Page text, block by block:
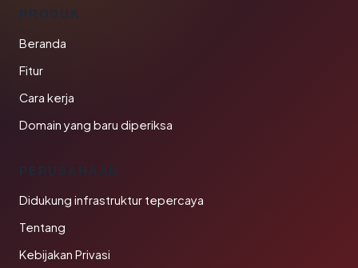
PRODUK
Beranda
Fitur
Cara kerja
Domain yang baru diperiksa
PERUSAHAAN
Didukung infrastruktur tepercaya
Tentang
Kebijakan Privasi